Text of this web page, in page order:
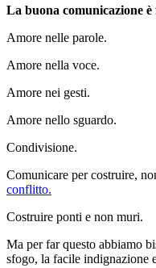
La buona comunicazione
Amore nelle parole.
Amore nella voce.
Amore nei gesti.
Amore nello sguardo.
Condivisione.
Comunicare per costruire,
conflitto.
Costruire ponti e non muri.
Ma per far questo abbiamo
sfogo, la facile indignazione